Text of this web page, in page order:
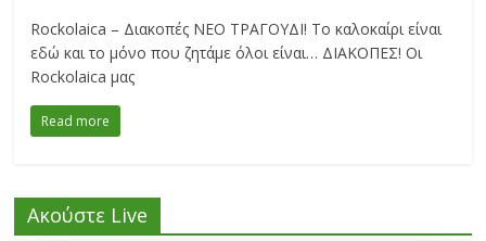
Rockolaica – Διακοπές ΝΕΟ ΤΡΑΓΟΥΔΙ! Το καλοκαίρι είναι
εδώ και το μόνο που ζητάμε όλοι είναι… ΔΙΑΚΟΠΕΣ! Οι
Rockolaica μας
Read more
Ακούστε Live